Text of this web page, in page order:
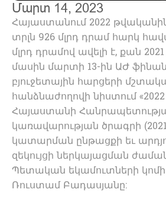
Մարտ 14, 2023
Հայաստանում 2022 թվականին
տրլն 926 մլրդ դրամ հարկ
մլրդ դրամով ավելի է, քան
մասին մարտի 13-ին ԱԺ
բյուջետային հարցերի
հանձնաժողովի նիստում
Հայաստանի
կառավարության ծրագրի
կատարման ընթացքի եւ
զեկույցի ներկայացման
Պետական եկամուտների
Ռուստամ Բադասյանը: